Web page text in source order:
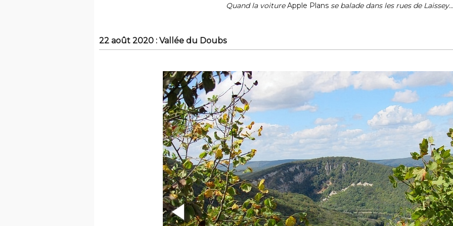
Quand la voitureApple Plans se balade dans les rues de Laissey...
22 août 2020 : Vallée du Doubs